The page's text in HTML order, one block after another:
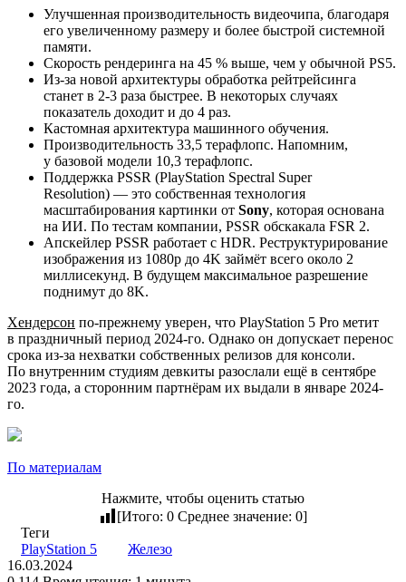
Улучшенная производительность видеочипа, благодаря
его увеличенному размеру и более быстрой системной
памяти.
Скорость рендеринга на 45 % выше, чем у обычной PS5.
Из-за новой архитектуры обработка рейтрейсинга
станет в 2-3 раза быстрее. В некоторых случаях
показатель доходит и до 4 раз.
Кастомная архитектура машинного обучения.
Производительность 33,5 терафлопс. Напомним,
у базовой модели 10,3 терафлопс.
Поддержка PSSR (PlayStation Spectral Super
Resolution) — это собственная технология
масштабирования картинки от Sony, которая основана
на ИИ. По тестам компании, PSSR обскакала FSR 2.
Апскейлер PSSR работает с HDR. Реструктурирование
изображения из 1080p до 4K займёт всего около 2
миллисекунд. В будущем максимальное разрешение
поднимут до 8K.
Хендерсон по-прежнему уверен, что PlayStation 5 Pro метит
в праздничный период 2024-го. Однако он допускает перенос
срока из-за нехватки собственных релизов для консоли.
По внутренним студиям девкиты разослали ещё в сентябре
2023 года, а сторонним партнёрам их выдали в январе 2024-
го.
По материалам
Нажмите, чтобы оценить статью
[Итого: 0 Среднее значение: 0]
Теги
PlayStation 5
Железо
16.03.2024